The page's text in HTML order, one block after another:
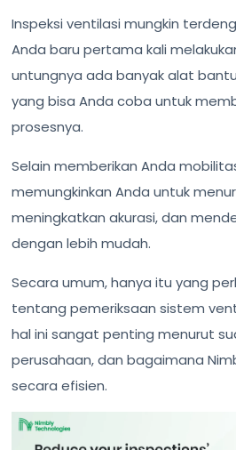
Inspeksi ventilasi mungkin
Anda baru pertama kali
untungnya ada banyak alat
yang bisa Anda coba untuk
prosesnya.
Selain memberikan Anda
memungkinkan Anda untuk
meningkatkan akurasi, dan
dengan lebih mudah.
Secara umum, hanya itu yang
tentang pemeriksaan sistem
hal ini sangat penting menurut
perusahaan, dan bagaimana
secara efisien.